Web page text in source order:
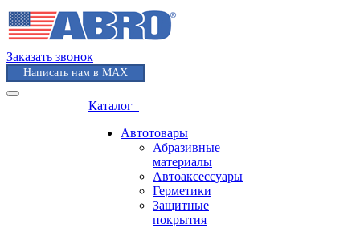
Заказать звонок
Написать нам в MAX
Каталог
Автотовары
Абразивные
материалы
Автоаксессуары
Герметики
Защитные
покрытия